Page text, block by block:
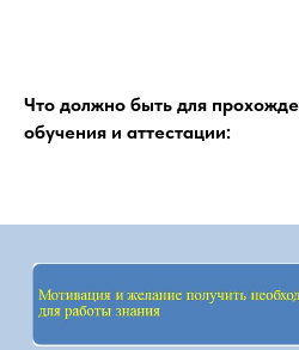
Что должно быть для
обучения и аттестации: